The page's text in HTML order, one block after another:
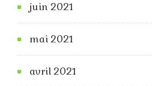
juin 2021
mai 2021
avril 2021